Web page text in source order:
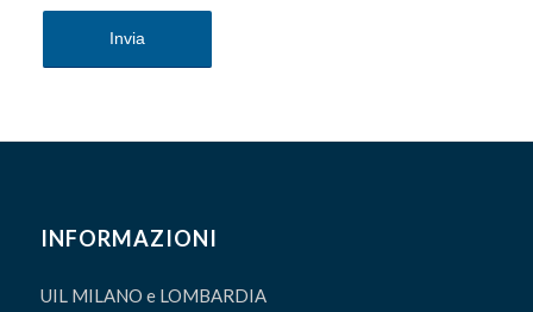
INFORMAZIONI
UIL MILANO e LOMBARDIA